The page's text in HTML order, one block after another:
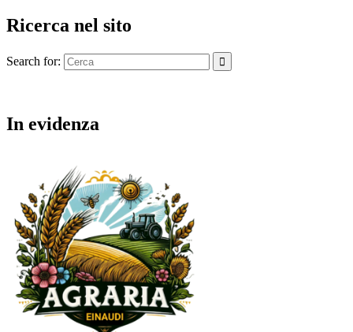
Ricerca nel sito
Search for:
In evidenza